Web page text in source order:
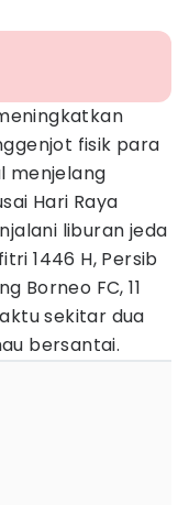
fisik para
menjelang
Hari Raya
liburan jeda
1446 H, Persib
Borneo FC, 11
sekitar dua
bersantai.